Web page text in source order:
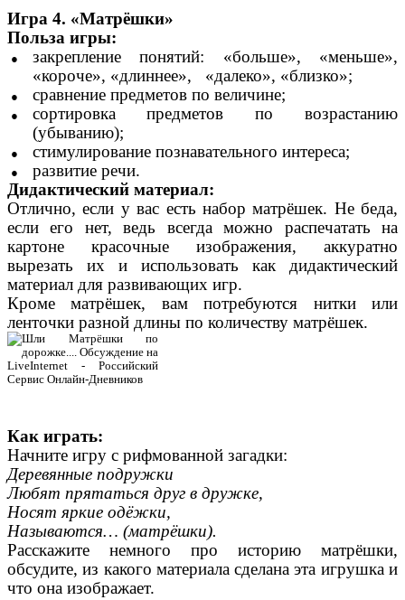
Игра 4. «Матрёшки»
Польза игры:
закрепление понятий: «больше», «меньше»,
«короче», «длиннее», «далеко», «близко»;
сравнение предметов по величине;
сортировка предметов по возрастанию
(убыванию);
стимулирование познавательного интереса;
развитие речи.
Дидактический материал:
Отлично, если у вас есть набор матрёшек. Не беда,
если его нет, ведь всегда можно распечатать на
картоне красочные изображения, аккуратно
вырезать их и использовать как дидактический
материал для развивающих игр.
Кроме матрёшек, вам потребуются нитки или
ленточки разной длины по количеству матрёшек.
Как играть:
Начните игру с рифмованной загадки:
Деревянные подружки
Любят прятаться друг в дружке,
Носят яркие одёжки,
Называются… (матрёшки).
Расскажите немного про историю матрёшки,
обсудите, из какого материала сделана эта игрушка и
что она изображает.